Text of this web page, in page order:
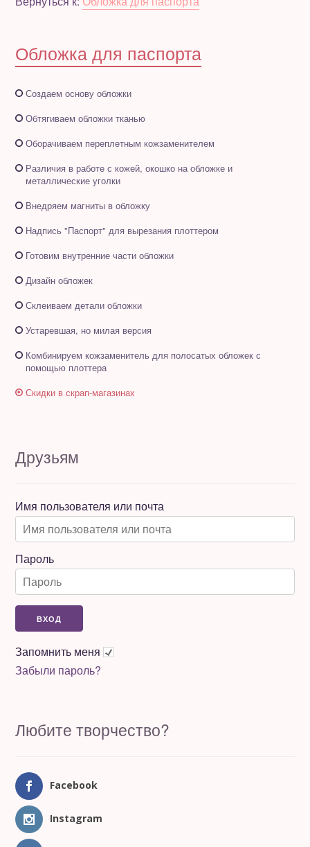
Для магазинов
Порция вдохновения
Обложка для паспорта
Создаем основу обложки
Обтягиваем обложки тканью
Оборачиваем переплетным кожзаменителем
Различия в работе с кожей, окошко на обложке и
металлические уголки
Внедряем магниты в обложку
Надпись "Паспорт" для вырезания плоттером
Готовим внутренние части обложки
Дизайн обложек
Склеиваем детали обложки
Устаревшая, но милая версия
Комбинируем кожзаменитель для полосатых обложек с
помощью плоттера
Скидки в скрап-магазинах
Друзьям
Имя пользователя или почта
Пароль
Запомнить меня
Забыли пароль?
Любите творчество?
Facebook
Instagram